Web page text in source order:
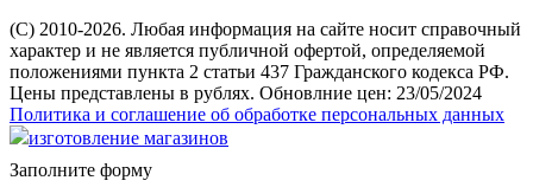
(C) 2010-2026. Любая информация на сайте носит справочный
характер и не является публичной офертой, определяемой
положениями пункта 2 статьи 437 Гражданского кодекса РФ.
Цены представлены в рублях. Обновлние цен: 23/05/2024
Политика и соглашение об обработке персональных данных
изготовление магазинов
Заполните форму